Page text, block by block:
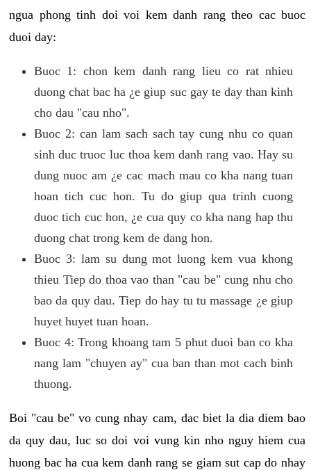
ngua phong tinh doi voi kem danh rang theo cac buoc
duoi day:
Buoc 1: chon kem danh rang lieu co rat nhieu
duong chat bac ha ¿e giup suc gay te day than kinh
cho dau "cau nho".
Buoc 2: can lam sach sach tay cung nhu co quan
sinh duc truoc luc thoa kem danh rang vao. Hay su
dung nuoc am ¿e cac mach mau co kha nang tuan
hoan tich cuc hon. Tu do giup qua trinh cuong
duoc tich cuc hon, ¿e cua quy co kha nang hap thu
duong chat trong kem de dang hon.
Buoc 3: lam su dung mot luong kem vua khong
thieu Tiep do thoa vao than "cau be" cung nhu cho
bao da quy dau. Tiep do hay tu tu massage ¿e giup
huyet huyet tuan hoan.
Buoc 4: Trong khoang tam 5 phut duoi ban co kha
nang lam "chuyen ay" cua ban than mot cach binh
thuong.
Boi "cau be" vo cung nhay cam, dac biet la dia diem bao
da quy dau, luc so doi voi vung kin nho nguy hiem cua
huong bac ha cua kem danh rang se giam sut cap do nhay